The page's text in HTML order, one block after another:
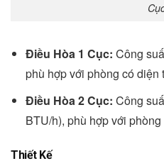
Điều Hòa 1 Cục: Công
phù hợp với phòng có diện
Điều Hòa 2 Cục: Công
BTU/h), phù hợp với
Thiết Kế